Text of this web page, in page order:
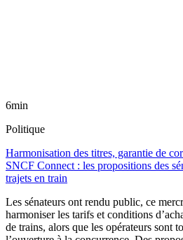
6min
Politique
Harmonisation des titres, garantie de
SNCF Connect : les propositions des
trajets en train
Les sénateurs ont rendu public, ce
harmoniser les tarifs et conditions
de trains, alors que les opérateurs sont